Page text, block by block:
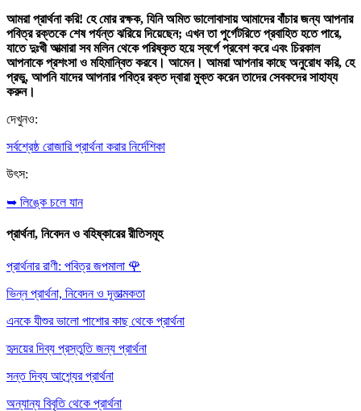
আমরা প্রার্থনা করি! হে মোর রক্ষক, যিনি অমিত ভালোবাসায় আমাদের বাঁচার জন্য আপনার
পবিত্র রক্তকে শেষ পর্যন্ত ঝরিয়ে দিয়েছেন; এখন তা পুর্গেটরিতে প্রবাহিত হতে পারে,
যাতে দুঃখী আত্মারা সব মলিন থেকে পরিষ্কৃত হয়ে স্বর্গে প্রবেশ করে এবং চিরকাল
আপনাকে প্রশংসা ও মহিমান্বিত করবে। আমেন। আমরা আপনার কাছে অনুরোধ করি, হে
প্রভু, আপনি যাদের আপনার পবিত্র রক্ত দ্বারা মুক্ত করেন তাদের সেবকদের সাহায্য
করুন।
দেখুনও:
সর্বশ্রেষ্ঠ রোজারি প্রার্থনা করার নির্দেশিকা
উৎস:
➥ লিঙ্কে চলে যান
প্রার্থনা, নিবেদন ও বহিষ্কারের রীতিসমূহ
প্রার্থনার রাণী: পবিত্র জপমালা 🌹
ভিন্ন প্রার্থনা, নিবেদন ও দূতাত্মকতা
এনকে যীশুর ভালো পাশোর কাছ থেকে প্রার্থনা
হৃদয়ের দিব্য প্রস্তুতি জন্য প্রার্থনা
সন্ত দিব্য আশ্র্যের প্রার্থনা
অন্যান্য বিবৃতি থেকে প্রার্থনা